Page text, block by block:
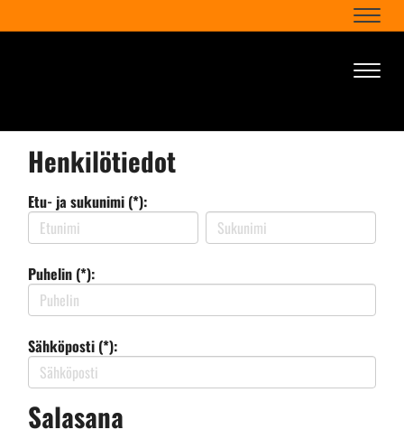
Henkilötiedot
Etu- ja sukunimi (*):
Puhelin (*):
Sähköposti (*):
Salasana